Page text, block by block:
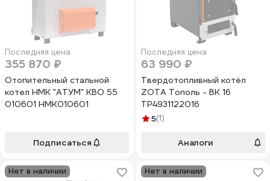
Последняя цена
355 870 ₽
Отопительный стальной
котел НМК "АТУМ" КВО 55
010601 НМК010601
Подписаться
Последняя цена
63 990 ₽
Твердотопливный котёл
ZOTA Тополь - ВК 16
TP4931122016
5(1)
Аналоги
Нет в наличии Нет в наличии